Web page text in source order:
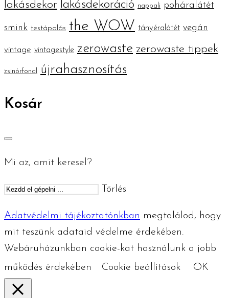
lakásdekor lakásdekoráció nappali poháralátét
smink testápolás the WOW tányéralátét vegán
vintage vintagestyle zerowaste zerowaste tippek
zsinórfonal újrahasznosítás
Kosár
Mi az, amit keresel?
Törlés
Adatvédelmi tájékoztatónkban megtalálod, hogy
mit teszünk adataid védelme érdekében.
Webáruházunkban cookie-kat használunk a jobb
működés érdekében
Cookie beállítások OK